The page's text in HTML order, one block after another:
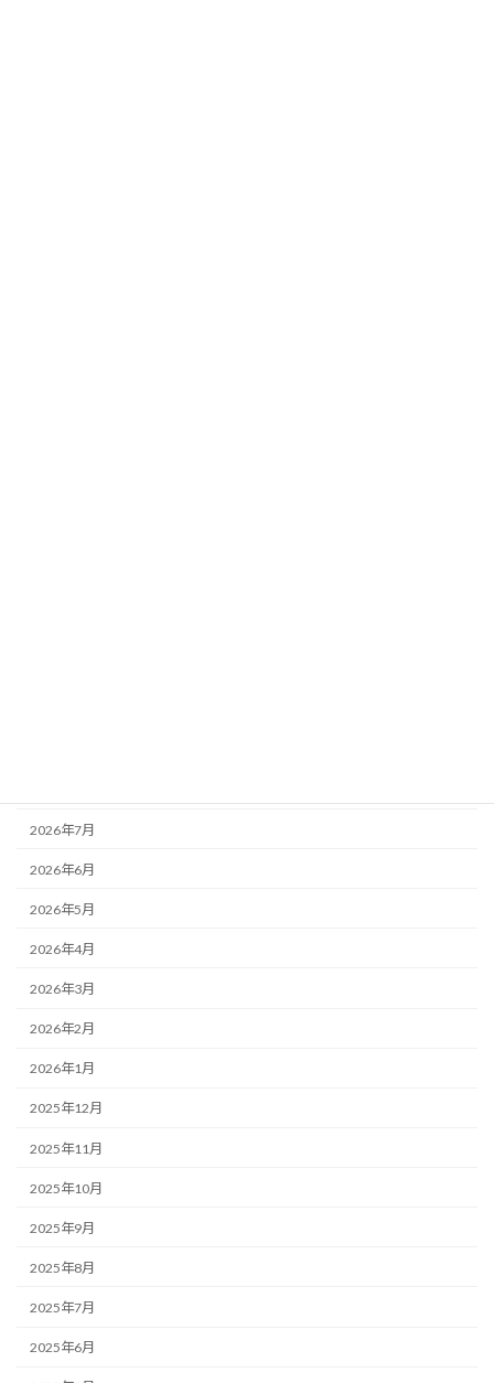
2026年7月
2026年6月
2026年5月
2026年4月
2026年3月
2026年2月
2026年1月
2025年12月
2025年11月
2025年10月
2025年9月
2025年8月
2025年7月
2025年6月